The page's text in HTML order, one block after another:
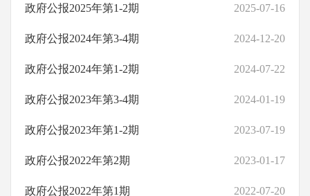
政府公报2025年第1-2期 2025-07-16
政府公报2024年第3-4期 2024-12-20
政府公报2024年第1-2期 2024-07-22
政府公报2023年第3-4期 2024-01-19
政府公报2023年第1-2期 2023-07-19
政府公报2022年第2期 2023-01-17
政府公报2022年第1期 2022-07-20